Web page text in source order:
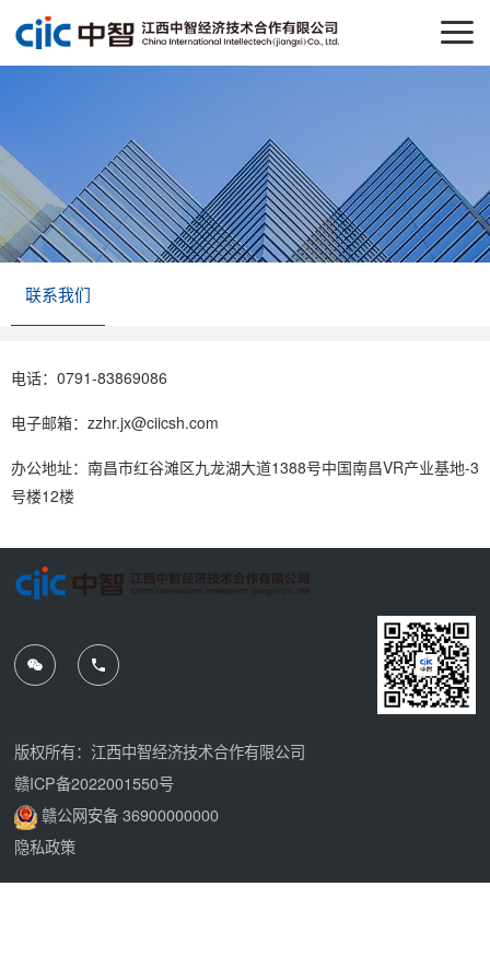
联系我们
电话：0791-83869086
电子邮箱：zzhr.jx@ciicsh.com
办公地址：南昌市红谷滩区九龙湖大道1388号中国南昌VR产业基地-3
号楼12楼
版权所有：江西中智经济技术合作有限公司
赣ICP备2022001550号
赣公网安备 36900000000
隐私政策